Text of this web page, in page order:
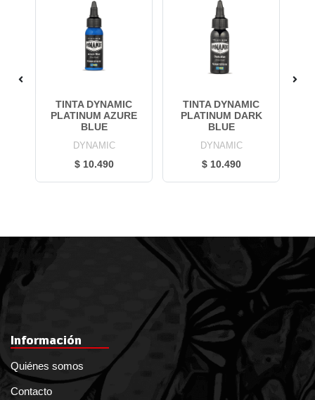
TINTA DYNAMIC
PLATINUM AZURE
BLUE
DYNAMIC
$ 10.490
TINTA DYNAMIC
PLATINUM DARK
BLUE
DYNAMIC
$ 10.490
Información
Quiénes somos
Contacto